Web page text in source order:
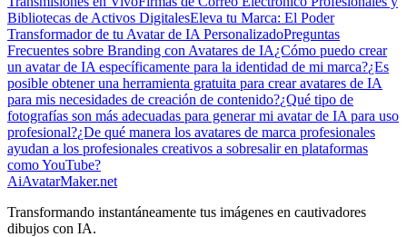
Bibliotecas de Activos DigitalesEleva tu Marca: El Poder
Transformador de tu Avatar de IA PersonalizadoPreguntas
Frecuentes sobre Branding con Avatares de IA¿Cómo puedo crear
un avatar de IA específicamente para la identidad de mi marca?¿Es
posible obtener una herramienta gratuita para crear avatares de IA
para mis necesidades de creación de contenido?¿Qué tipo de
fotografías son más adecuadas para generar mi avatar de IA para uso
profesional?¿De qué manera los avatares de marca profesionales
ayudan a los profesionales creativos a sobresalir en plataformas
como YouTube?
AiAvatarMaker.net
Transformando instantáneamente tus imágenes en cautivadores
dibujos con IA.